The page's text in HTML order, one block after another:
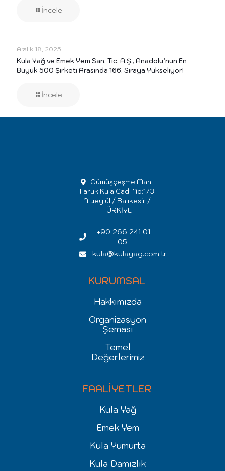
İncele
Aralık 18, 2025
Kula Yağ ve Emek Yem San. Tic. A.Ş., Anadolu’nun En
Büyük 500 Şirketi Arasında 166. Sıraya Yükseliyor!
İncele
Gümüşçeşme Mah.
Faruk Kula Cad. No:173
Altıeylül / Balıkesir /
TÜRKİYE
+90 266 241 01
05
kula@kulayag.com.tr
KURUMSAL
Hakkımızda
Organizasyon
Şeması
Temel
Değerlerimiz
FAALİYETLER
Kula Yağ
Emek Yem
Kula Yumurta
Kula Damızlık